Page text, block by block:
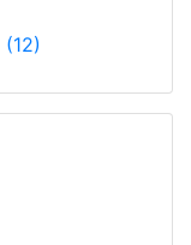
(12)